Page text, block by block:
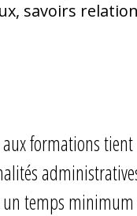
savoirs
aux formations
un temps